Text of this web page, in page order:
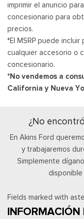
imprimir el anuncio
concesionario para
precios.
*El MSRP puede
cualquier accesorio o
concesionario.
*No vendemos a
California y Nueva
¿No
En Akins Ford
y trabajaremos
Simplemente
Fields marked with
INFORMACIÓN